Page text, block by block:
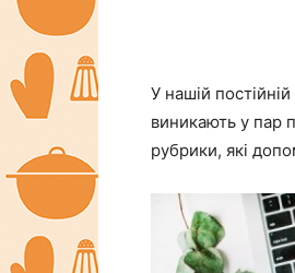
У нашій
виникають у пар
рубрики, які